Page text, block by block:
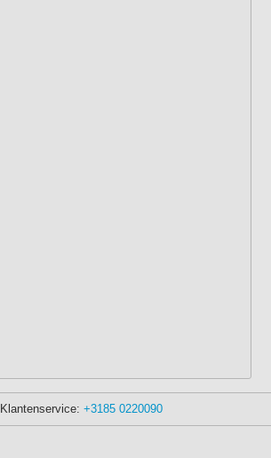
Klantenservice: +3185 0220090